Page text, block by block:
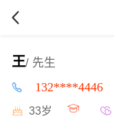
王/ 先生
132****4446
33岁